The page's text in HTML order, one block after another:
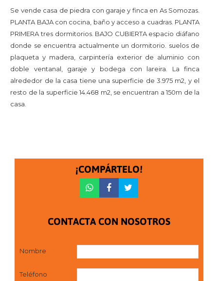
Se vende casa de piedra con garaje y finca en As Somozas.
PLANTA BAJA con cocina, baño y acceso a cuadras. PLANTA
PRIMERA tres dormitorios. BAJO CUBIERTA espacio diáfano
donde se encuentra actualmente un dormitorio. suelos de
plaqueta y madera, carpintería exterior de aluminio con
doble ventanal, garaje y bodega con lareira. La finca
alrededor de la casa tiene una superficie de 3.975 m2, y el
resto de la superficie 14.468 m2, se encuentran a 150m de la
casa.
¡COMPÁRTELO!
CONTACTA CON NOSOTROS
Nombre
Teléfono